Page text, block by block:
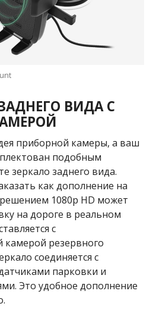
ВИДА С
приборной камеры, а ваш
подобным
зеркало заднего вида.
как дополнение на
1080p HD может
на дороге в реальном
с
резервного
соединяется с
парковки и
Это удобное дополнение